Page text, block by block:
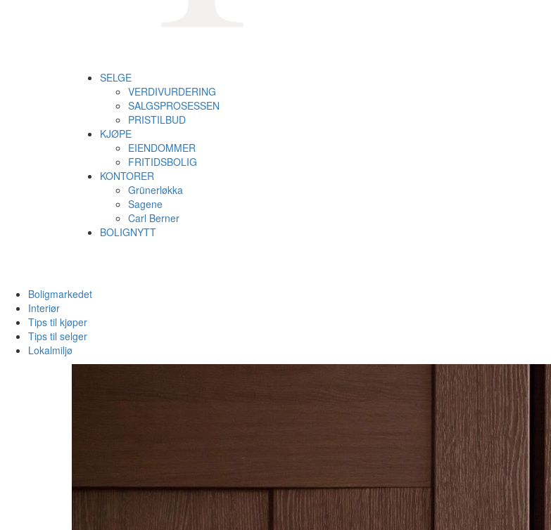
SELGE
VERDIVURDERING
SALGSPROSESSEN
PRISTILBUD
KJØPE
EIENDOMMER
FRITIDSBOLIG
KONTORER
Grünerløkka
Sagene
Carl Berner
BOLIGNYTT
Boligmarkedet
Interiør
Tips til kjøper
Tips til selger
Lokalmiljø